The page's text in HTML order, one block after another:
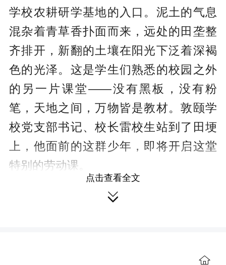
学校农耕研学基地的入口。泥土的气息
混杂着青草香扑面而来，远处的田垄整
齐排开，新翻的土壤在阳光下泛着深褐
色的光泽。这是学生们熟悉的校园之外
的另一片课堂——没有黑板，没有粉
笔，天地之间，万物皆是教材。敦颐学
校党支部书记、校长雷校生站到了田埂
上，他面前的这群少年，即将开启这堂
特别的劳动课。
点击查看全文
